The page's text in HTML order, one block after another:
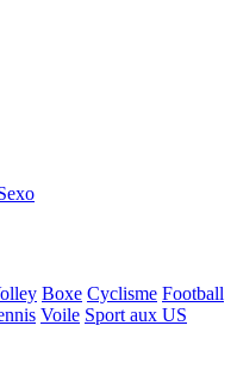
Boxe Cyclisme Football
Voile Sport aux US